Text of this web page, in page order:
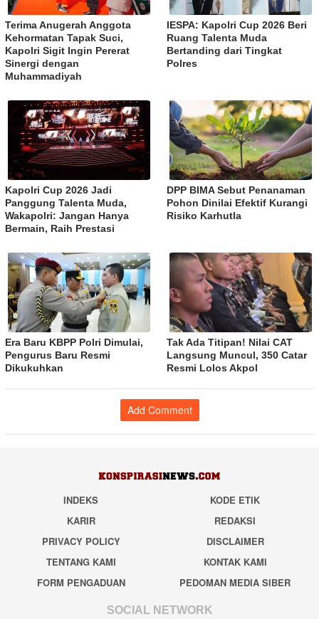
Terima Anugerah Anggota
Kehormatan Tapak Suci,
Kapolri Sigit Ingin Pererat
Sinergi dengan
Muhammadiyah
IESPA: Kapolri Cup 2026 Beri
Ruang Talenta Muda
Bertanding dari Tingkat
Polres
Kapolri Cup 2026 Jadi
Panggung Talenta Muda,
Wakapolri: Jangan Hanya
Bermain, Raih Prestasi
DPP BIMA Sebut Penanaman
Pohon Dinilai Efektif Kurangi
Risiko Karhutla
Era Baru KBPP Polri Dimulai,
Pengurus Baru Resmi
Dikukuhkan
Tak Ada Titipan! Nilai CAT
Langsung Muncul, 350 Catar
Resmi Lolos Akpol
Add Comment
INDEKS
KODE ETIK
KARIR
REDAKSI
PRIVACY POLICY
DISCLAIMER
TENTANG KAMI
KONTAK KAMI
FORM PENGADUAN
PEDOMAN MEDIA SIBER
SOCIAL NETWORK